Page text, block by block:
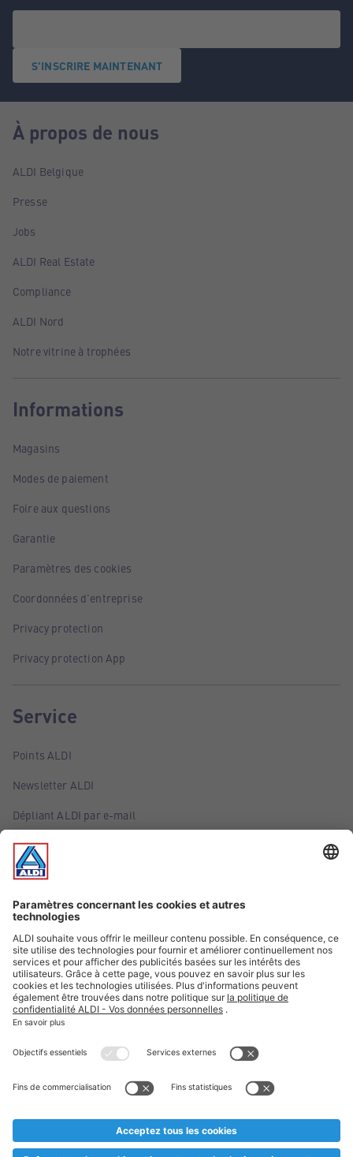
S'INSCRIRE MAINTENANT
À propos de nous
ALDI Belgique
Presse
Jobs
ALDI Real Estate
Compliance
ALDI Nord
Notre vitrine à trophées
Informations
Magasins
Modes de paiement
Foire aux questions
Garantie
Paramètres des cookies
Coordonnées d'entreprise
Privacy protection
Privacy protection App
Service
Points ALDI
Newsletter ALDI
Dépliant ALDI par e-mail
Offres
Infos essentielles
Suivez ALDI Belgique
Textes marqués d'un astérisque et mentions légales
* Nous vendons ces articles temporairement et jusqu'à
au cas où, malgré le planning bien étudié, nous serions
prématurément en rupture de stock. Prix Recupel et TVA incl.
** Sur ce site, l’utilisation de la forme masculine a été adoptée